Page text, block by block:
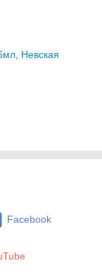
Невская
Facebook